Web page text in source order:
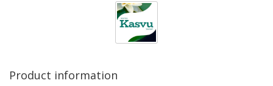
Product information